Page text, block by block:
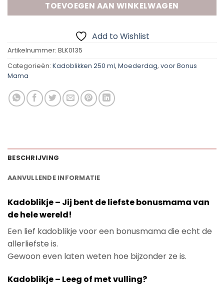
TOEVOEGEN AAN WINKELWAGEN
Add to Wishlist
Artikelnummer: BLK0135
Categorieën: Kadoblikken 250 ml, Moederdag, voor Bonus
Mama
BESCHRIJVING
AANVULLENDE INFORMATIE
Kadoblikje – Jij bent de liefste bonusmama van
de hele wereld!
Een lief kadoblikje voor een bonusmama die echt de
allerliefste is.
Gewoon even laten weten hoe bijzonder ze is.
Kadoblikje – Leeg of met vulling?